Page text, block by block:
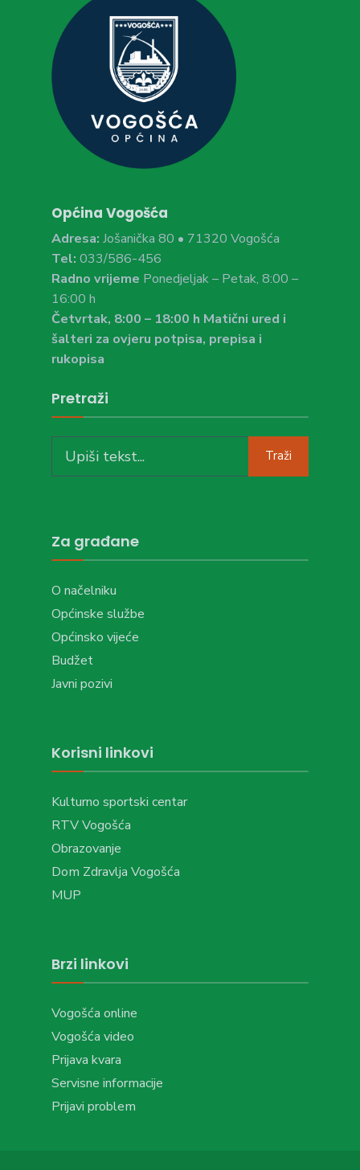
Općina Vogošća
Adresa: Jošanička 80 • 71320 Vogošća
Tel: 033/586-456
Radno vrijeme Ponedjeljak – Petak, 8:00 –
16:00 h
Četvrtak, 8:00 – 18:00 h Matični ured i
šalteri za ovjeru potpisa, prepisa i
rukopisa
Pretraži
for:
Traži
Za građane
O načelniku
Općinske službe
Općinsko vijeće
Budžet
Javni pozivi
Korisni linkovi
Kulturno sportski centar
RTV Vogošća
Obrazovanje
Dom Zdravlja Vogošća
MUP
Brzi linkovi
Vogošća online
Vogošća video
Prijava kvara
Servisne informacije
Prijavi problem